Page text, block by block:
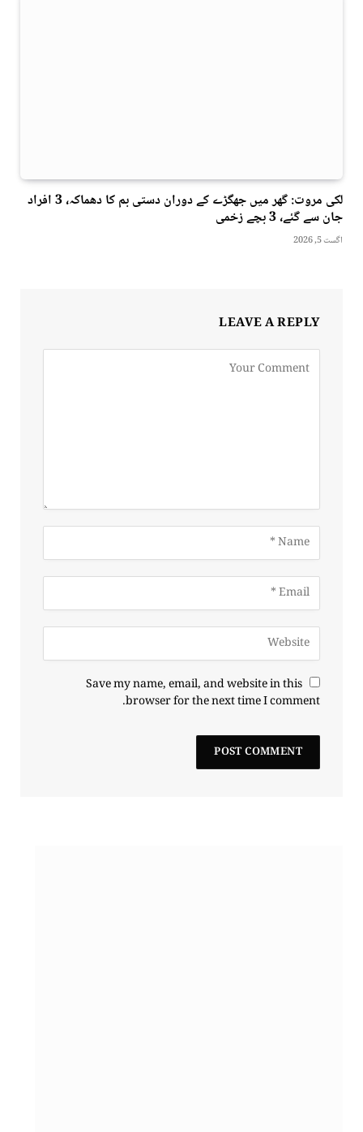
لکی مروت: گھر میں جھگڑے کے دوران دستی بم کا دھماکہ، 3 افراد
جان سے گئے، 3 بچے زخمی
اگست 5, 2026
LEAVE A REPLY
Save my name, email, and website in this
browser for the next time I comment.